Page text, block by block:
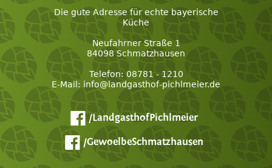
Die gute Adresse für echte bayerische
Küche
Neufahrner Straße 1
84098 Schmatzhausen
Telefon: 08781 - 1210
E-Mail: info@landgasthof-pichlmeier.de
/LandgasthofPichlmeier
/GewoelbeSchmatzhausen